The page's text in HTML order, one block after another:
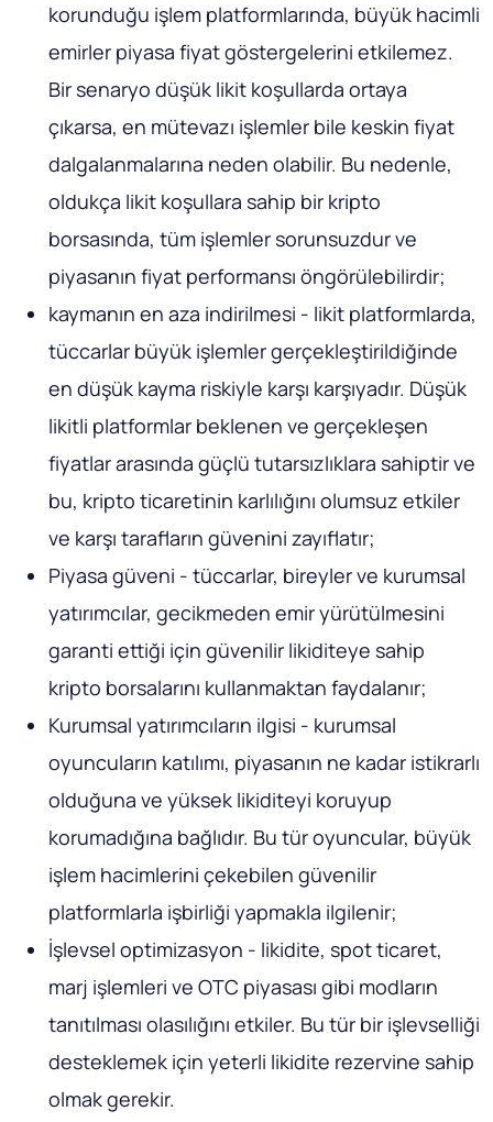
korunduğu işlem platformlarında, büyük hacimli
emirler piyasa fiyat göstergelerini etkilemez.
Bir senaryo düşük likit koşullarda ortaya
çıkarsa, en mütevazı işlemler bile keskin fiyat
dalgalanmalarına neden olabilir. Bu nedenle,
oldukça likit koşullara sahip bir kripto
borsasında, tüm işlemler sorunsuzdur ve
piyasanın fiyat performansı öngörülebilirdir;
kaymanın en aza indirilmesi - likit platformlarda,
tüccarlar büyük işlemler gerçekleştirildiğinde
en düşük kayma riskiyle karşı karşıyadır. Düşük
likitli platformlar beklenen ve gerçekleşen
fiyatlar arasında güçlü tutarsızlıklara sahiptir ve
bu, kripto ticaretinin karlılığını olumsuz etkiler
ve karşı tarafların güvenini zayıflatır;
Piyasa güveni - tüccarlar, bireyler ve kurumsal
yatırımcılar, gecikmeden emir yürütülmesini
garanti ettiği için güvenilir likiditeye sahip
kripto borsalarını kullanmaktan faydalanır;
Kurumsal yatırımcıların ilgisi - kurumsal
oyuncuların katılımı, piyasanın ne kadar istikrarlı
olduğuna ve yüksek likiditeyi koruyup
korumadığına bağlıdır. Bu tür oyuncular, büyük
işlem hacimlerini çekebilen güvenilir
platformlarla işbirliği yapmakla ilgilenir;
İşlevsel optimizasyon - likidite, spot ticaret,
marj işlemleri ve OTC piyasası gibi modların
tanıtılması olasılığını etkiler. Bu tür bir işlevselliği
desteklemek için yeterli likidite rezervine sahip
olmak gerekir.